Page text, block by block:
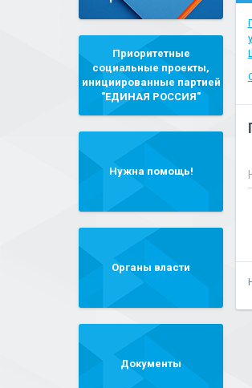
Приоритетные
социальные проекты,
инициированные партией
"ЕДИНАЯ РОССИЯ"
Нужна помощь!
Органы власти
Документы